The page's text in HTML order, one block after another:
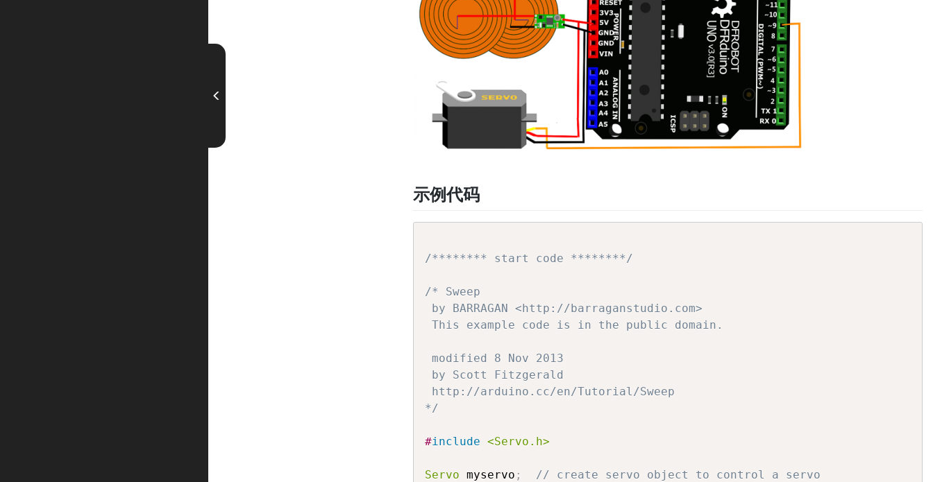
示例代码
/******** start code ********/
/* Sweep
by BARRAGAN <http://barraganstudio.com>
This example code is in the public domain.
modified 8 Nov 2013
by Scott Fitzgerald
http://arduino.cc/en/Tutorial/Sweep
*/
#include <Servo.h>
Servo myservo ;
// create servo object to control a servo